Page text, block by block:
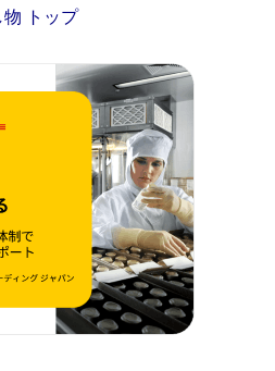
物 トップ